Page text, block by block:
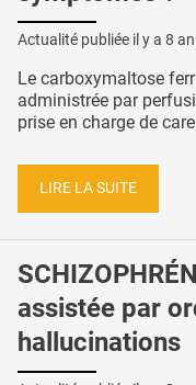
Actualité publiée il y a 8
Le carboxymaltose
administrée par
prise en charge de
LIRE LA SUITE
assistée par
hallucinations